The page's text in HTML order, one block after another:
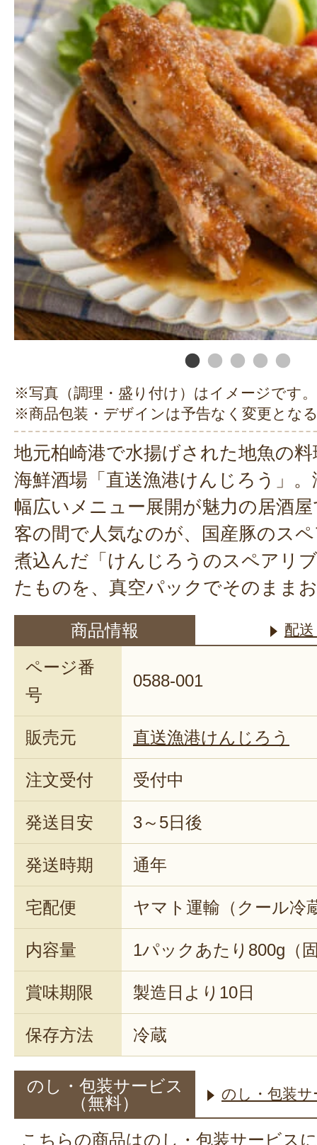
※写真（調理・盛り付け）はイメージです。
※商品包装・デザインは予告なく変更とな
地元柏崎港で水揚げされた地魚の
海鮮酒場「直送漁港けんじろう」
幅広いメニュー展開が魅力の居酒
客の間で人気なのが、国産豚のス
煮込んだ「けんじろうのスペアリ
たものを、真空パックでそのまま
商品情報 配
ページ番
号
0588-001
販売元 直送漁港けんじろう
注文受付 受付中
発送目安 3～5日後
発送時期 通年
宅配便 ヤマト運輸（クール冷
内容量 1パックあたり800g（
賞味期限 製造日より10日
保存方法 冷蔵
のし・包装サービス
（無料）
のし・包装
こちらの商品はのし・包装サービス